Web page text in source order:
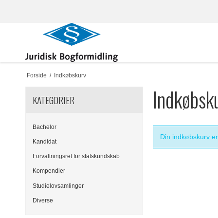
Forside / Indkøbskurv
KATEGORIER
Bachelor
Kandidat
Forvaltningsret for statskundskab
Kompendier
Studielovsamlinger
Diverse
Din indkøbskurv